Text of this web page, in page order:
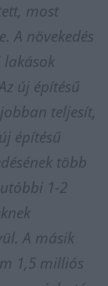
most
A növekedés
új építésű
teljesít,
építésű
több
1-2
A másik
1,5 milliós